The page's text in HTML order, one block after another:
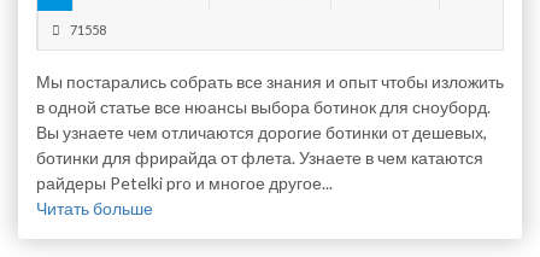
71558
Мы постарались собрать все знания и опыт чтобы изложить
в одной статье все нюансы выбора ботинок для сноуборд.
Вы узнаете чем отличаются дорогие ботинки от дешевых,
ботинки для фрирайда от флета. Узнаете в чем катаются
райдеры Petelki pro и многое другое...
Читать больше